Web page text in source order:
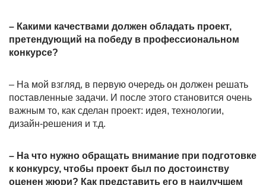
– Какими качествами должен обладать проект,
претендующий на победу в профессиональном
конкурсе?
– На мой взгляд, в первую очередь он должен решать
поставленные задачи. И после этого становится очень
важным то, как сделан проект: идея, технологии,
дизайн-решения и т.д.
– На что нужно обращать внимание при подготовке
к конкурсу, чтобы проект был по достоинству
оценен жюри? Как представить его в наилучшем